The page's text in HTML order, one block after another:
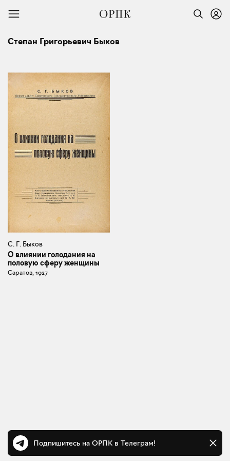
Степан Григорьевич Быков
С. Г. Быков
О влиянии голодания на
половую сферу женщины
Саратов, 1927
Подпишитесь на ОРПК в Телеграм!